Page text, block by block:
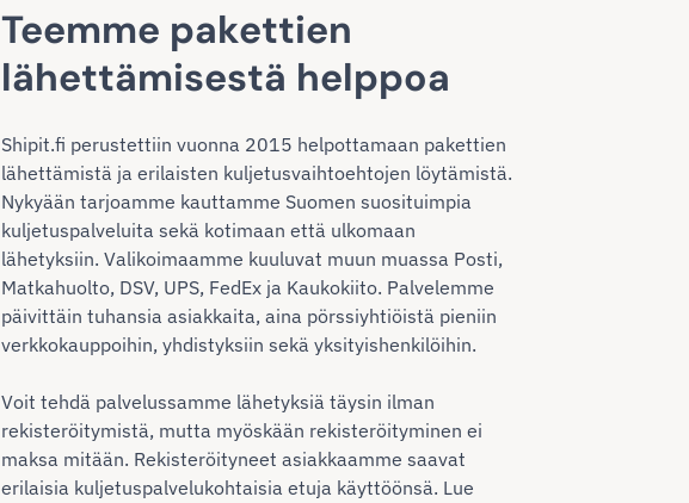
Teemme pakettien
lähettämisestä helppoa
Shipit.fi perustettiin vuonna 2015 helpottamaan pakettien
lähettämistä ja erilaisten kuljetusvaihtoehtojen löytämistä.
Nykyään tarjoamme kauttamme Suomen suosituimpia
kuljetuspalveluita sekä kotimaan että ulkomaan
lähetyksiin. Valikoimaamme kuuluvat muun muassa Posti,
Matkahuolto, DSV, UPS, FedEx ja Kaukokiito. Palvelemme
päivittäin tuhansia asiakkaita, aina pörssiyhtiöistä pieniin
verkkokauppoihin, yhdistyksiin sekä yksityishenkilöihin.
Voit tehdä palvelussamme lähetyksiä täysin ilman
rekisteröitymistä, mutta myöskään rekisteröityminen ei
maksa mitään. Rekisteröityneet asiakkaamme saavat
erilaisia kuljetuspalvelukohtaisia etuja käyttöönsä. Lue